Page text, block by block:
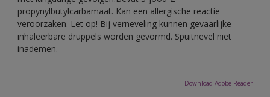
propynylbutylcarbamaat. Kan een allergische reactie
veroorzaken. Let op! Bij verneveling kunnen gevaarlijke
inhaleerbare druppels worden gevormd. Spuitnevel niet
inademen.
Download Adobe Reader